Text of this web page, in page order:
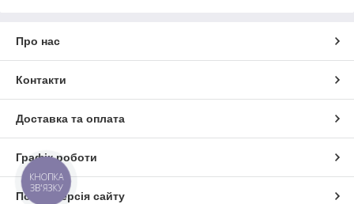
Про нас
Контакти
Доставка та оплата
Графік роботи
Повна версія сайту
КНОПКА
ЗВ'ЯЗКУ